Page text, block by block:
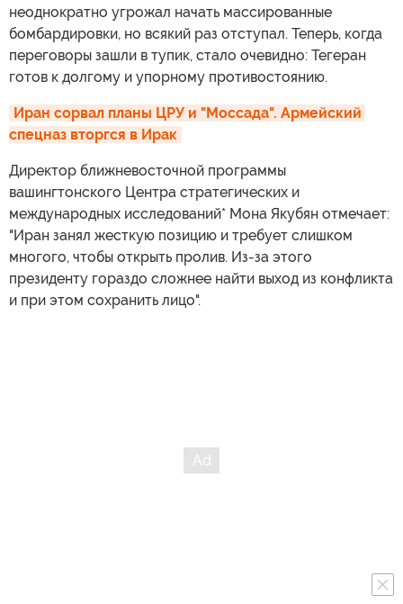
неоднократно угрожал начать массированные
бомбардировки, но всякий раз отступал. Теперь, когда
переговоры зашли в тупик, стало очевидно: Тегеран
готов к долгому и упорному противостоянию.
Иран сорвал планы ЦРУ и "Моссада". Армейский
спецназ вторгся в Ирак
Директор ближневосточной программы
вашингтонского Центра стратегических и
международных исследований* Мона Якубян отмечает:
"Иран занял жесткую позицию и требует слишком
многого, чтобы открыть пролив. Из-за этого
президенту гораздо сложнее найти выход из конфликта
и при этом сохранить лицо".